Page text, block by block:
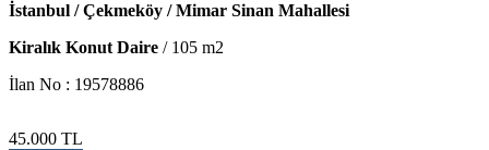
İstanbul / Çekmeköy / Mimar Sinan Mahallesi
Kiralık Konut Daire / 105 m2
İlan No : 19578886
45.000 TL